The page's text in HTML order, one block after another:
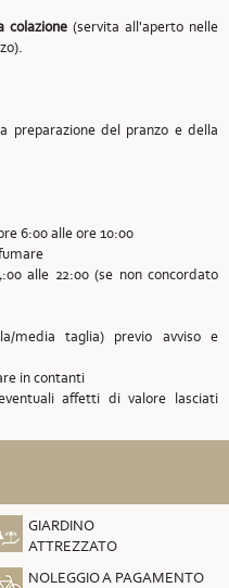
colazione (servita all'aperto nelle
preparazione del pranzo e della
6:00 alle ore 10:00
alle 22:00 (se non concordato
media taglia) previo avviso e
in contanti
affetti di valore lasciati
GIARDINO
ATTREZZATO
NOLEGGIO A PAGAMENTO